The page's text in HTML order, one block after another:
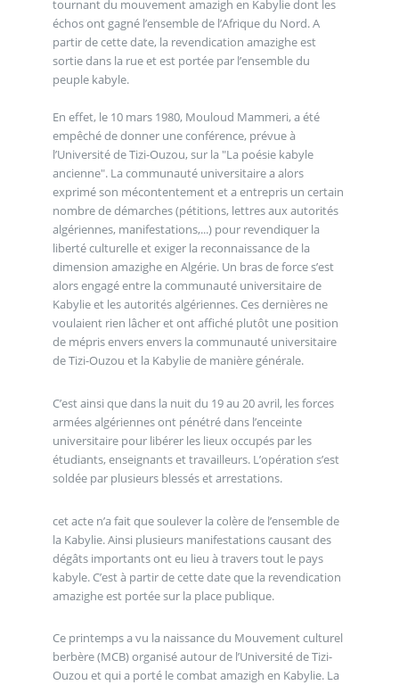
tournant du mouvement amazigh en Kabylie dont les
échos ont gagné l’ensemble de l’Afrique du Nord. A
partir de cette date, la revendication amazighe est
sortie dans la rue et est portée par l’ensemble du
peuple kabyle.
En effet, le 10 mars 1980, Mouloud Mammeri, a été
empêché de donner une conférence, prévue à
l’Université de Tizi-Ouzou, sur la "La poésie kabyle
ancienne". La communauté universitaire a alors
exprimé son mécontentement et a entrepris un certain
nombre de démarches (pétitions, lettres aux autorités
algériennes, manifestations,...) pour revendiquer la
liberté culturelle et exiger la reconnaissance de la
dimension amazighe en Algérie. Un bras de force s’est
alors engagé entre la communauté universitaire de
Kabylie et les autorités algériennes. Ces dernières ne
voulaient rien lâcher et ont affiché plutôt une position
de mépris envers envers la communauté universitaire
de Tizi-Ouzou et la Kabylie de manière générale.
C’est ainsi que dans la nuit du 19 au 20 avril, les forces
armées algériennes ont pénétré dans l’enceinte
universitaire pour libérer les lieux occupés par les
étudiants, enseignants et travailleurs. L’opération s’est
soldée par plusieurs blessés et arrestations.
cet acte n’a fait que soulever la colère de l’ensemble de
la Kabylie. Ainsi plusieurs manifestations causant des
dégâts importants ont eu lieu à travers tout le pays
kabyle. C’est à partir de cette date que la revendication
amazighe est portée sur la place publique.
Ce printemps a vu la naissance du Mouvement culturel
berbère (MCB) organisé autour de l’Université de Tizi-
Ouzou et qui a porté le combat amazigh en Kabylie. La